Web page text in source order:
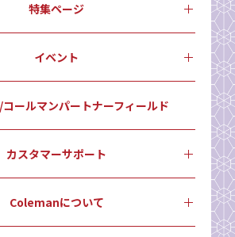
特集ページ
イベント
ールマンパートナーフィールド
カスタマーサポート
Colemanについて